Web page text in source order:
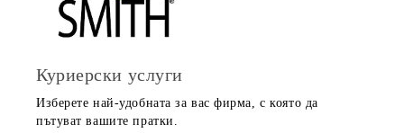
Куриерски услуги
Изберете най-удобната за вас фирма, с която да
пътуват вашите пратки.